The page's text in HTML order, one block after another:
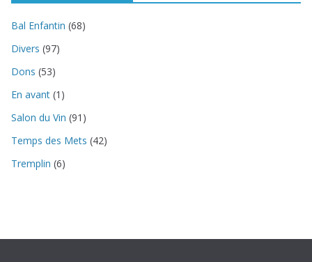
Bal Enfantin (68)
Divers (97)
Dons (53)
En avant (1)
Salon du Vin (91)
Temps des Mets (42)
Tremplin (6)